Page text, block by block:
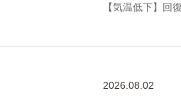
【気温低下】回
2026.08.02